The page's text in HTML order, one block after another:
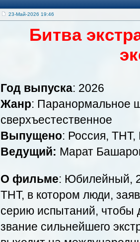
23-Май-2026 19:46
Битва
Год выпуска: 2026
Жанр: Паранормальное
сверхъестественное
Выпущено: Россия,
Ведущий: Марат
О фильме: Юбилейный,
ТНТ, в котором люди,
серию испытаний, чтобы
звание сильнейшего